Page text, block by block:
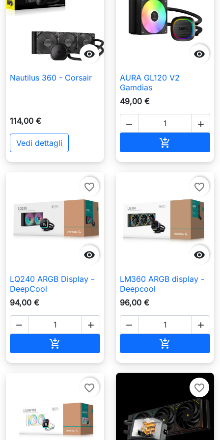

Nautilus 360 - Corsair
114,00 €
Vedi dettagli

AURA GL120 V2
Gamdias
49,00 €
 


favorite_border
LQ240 ARGB Display -
DeepCool
94,00 €
 


favorite_border
LM360 ARGB display -
Deepcool
96,00 €
 

favorite_border favorite_border